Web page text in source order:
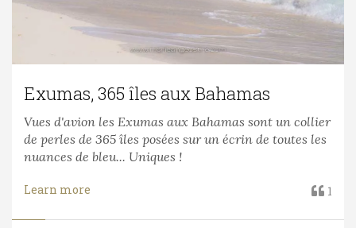
Exumas, 365 îles aux Bahamas
Vues d'avion les Exumas aux Bahamas sont un collier
de perles de 365 îles posées sur un écrin de toutes les
nuances de bleu... Uniques !
Learn more 1